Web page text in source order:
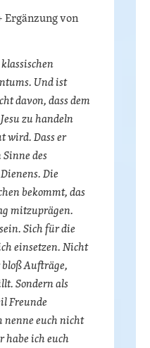
Ergänzung von
Und ist
davon, dass dem
zu handeln
wird. Dass er
des
Die
bekommt, das
mitzuprägen.
Sich für die
einsetzen. Nicht
Aufträge,
Sondern als
Freunde
euch nicht
ich euch